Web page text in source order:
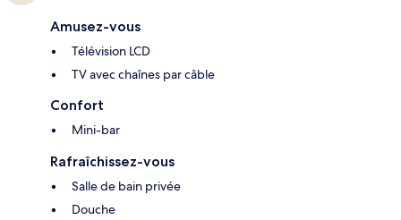
Amusez-vous
Télévision LCD
TV avec chaînes par câble
Confort
Mini-bar
Rafraîchissez-vous
Salle de bain privée
Douche